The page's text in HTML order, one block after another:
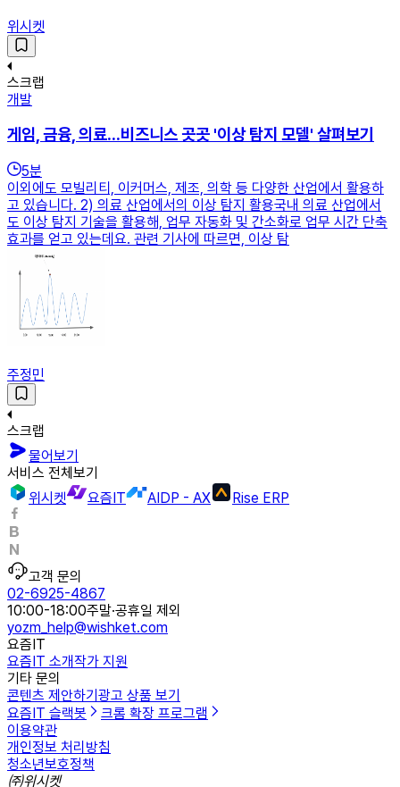
위시켓
스크랩
개발
게임, 금융, 의료...비즈니스 곳곳 '이상 탐지 모델' 살펴보기
5분
이외에도 모빌리티, 이커머스, 제조, 의학 등 다양한 산업에서 활용하
고 있습니다. 2) 의료 산업에서의 이상 탐지 활용국내 의료 산업에서
도 이상 탐지 기술을 활용해, 업무 자동화 및 간소화로 업무 시간 단축
효과를 얻고 있는데요. 관련 기사에 따르면, 이상 탐
주정민
스크랩
물어보기
서비스 전체보기
위시켓
요즘IT AIDP - AX Rise ERP
고객 문의
02-6925-4867
10:00-18:00주말·공휴일 제외
yozm_help@wishket.com
요즘IT
요즘IT 소개작가 지원
기타 문의
콘텐츠 제안하기 광고 상품 보기
요즘IT 슬랙봇
크롬 확장 프로그램
이용약관
개인정보 처리방침
청소년보호정책
㈜위시켓